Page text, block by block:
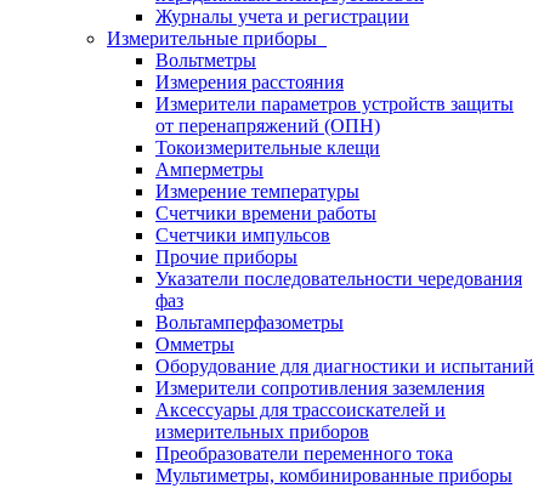
Журналы учета и регистрации
Измерительные приборы
Вольтметры
Измерения расстояния
Измерители параметров устройств защиты
от перенапряжений (ОПН)
Токоизмерительные клещи
Амперметры
Измерение температуры
Счетчики времени работы
Счетчики импульсов
Прочие приборы
Указатели последовательности чередования
фаз
Вольтамперфазометры
Омметры
Оборудование для диагностики и испытаний
Измерители сопротивления заземления
Аксессуары для трассоискателей и
измерительных приборов
Преобразователи переменного тока
Мультиметры, комбинированные приборы